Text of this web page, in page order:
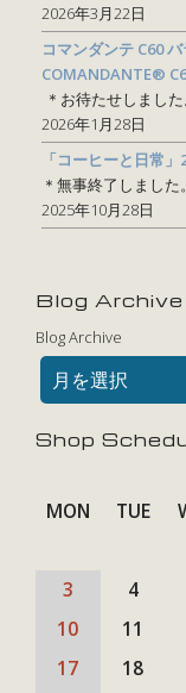
2026年3月22日
コマンダンテ C60
COMANDANTE®
＊お待たせしまし
2026年1月28日
「コーヒーと日常
＊無事終了しまし
2025年10月28日
Blog Archive
Blog Archive
月を選択
Shop
MON TUE
3
4
10
11
17
18